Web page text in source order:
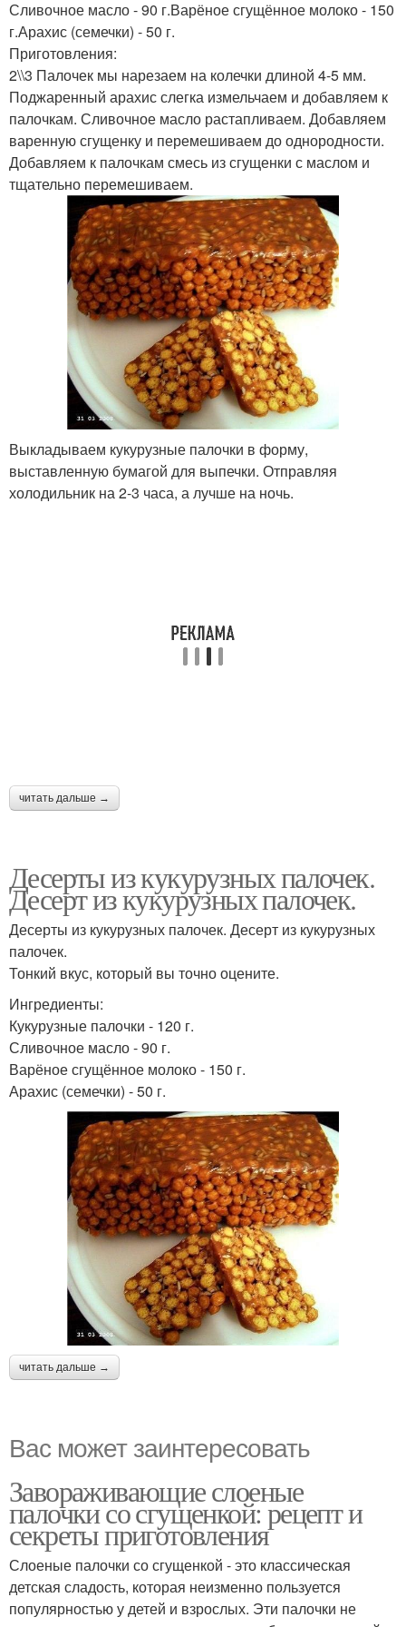
Палочки с медом
Муравейник из
кукурузных палочек
Десерт из палочек
Сливочное масло - 90 г.Варёное сгущённое молоко - 150
г.Арахис (семечки) - 50 г.
Приготовления:
2\\3 Палочек мы нарезаем на колечки длиной 4-5 мм.
Поджаренный арахис слегка измельчаем и добавляем к
палочкам. Сливочное масло растапливаем. Добавляем
варенную сгущенку и перемешиваем до однородности.
Добавляем к палочкам смесь из сгущенки с маслом и
тщательно перемешиваем.
Выкладываем кукурузные палочки в форму,
выставленную бумагой для выпечки. Отправляя
холодильник на 2-3 часа, а лучше на ночь.
читать дальше →
Десерты из кукурузных палочек.
Десерт из кукурузных палочек.
Десерты из кукурузных палочек. Десерт из кукурузных
палочек.
Тонкий вкус, который вы точно оцените.
Ингредиенты:
Кукурузные палочки - 120 г.
Сливочное масло - 90 г.
Варёное сгущённое молоко - 150 г.
Арахис (семечки) - 50 г.
читать дальше →
Вас может заинтересовать
Завораживающие слоеные
палочки со сгущенкой: рецепт и
секреты приготовления
Слоеные палочки со сгущенкой - это классическая
детская сладость, которая неизменно пользуется
популярностью у детей и взрослых. Эти палочки не